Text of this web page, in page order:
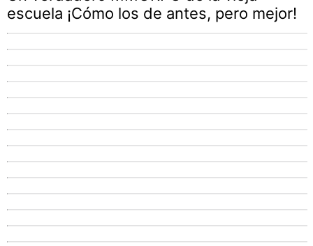
escuela ¡Cómo los de antes, pero mejor!